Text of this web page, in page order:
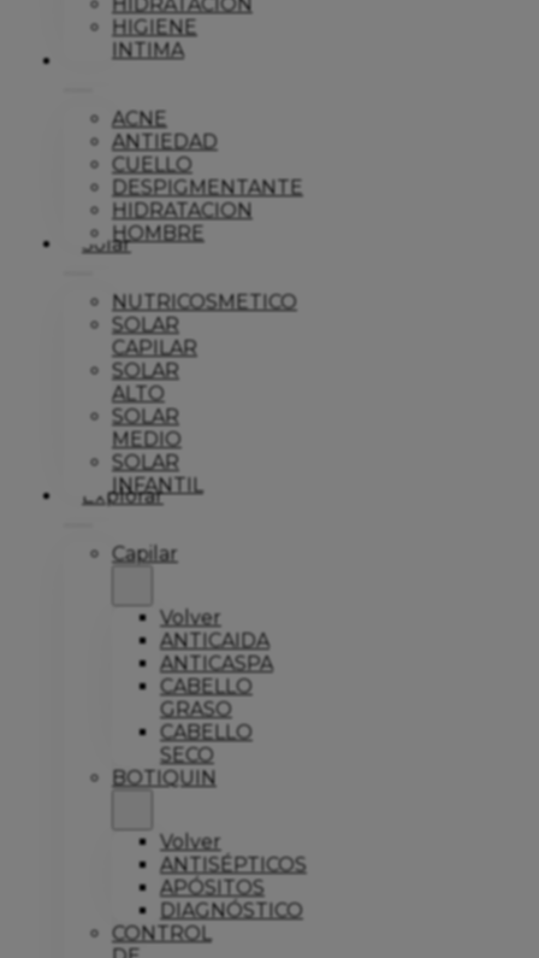
HIGIENE
INTIMA
Dermo
ACNE
ANTIEDAD
CUELLO
DESPIGMENTANTE
HIDRATACION
HOMBRE
Solar
NUTRICOSMETICO
SOLAR
CAPILAR
SOLAR
ALTO
SOLAR
MEDIO
SOLAR
INFANTIL
Explorar
Capilar
Volver
ANTICAIDA
ANTICASPA
CABELLO
GRASO
CABELLO
SECO
BOTIQUIN
Volver
ANTISÉPTICOS
APÓSITOS
DIAGNÓSTICO
CONTROL